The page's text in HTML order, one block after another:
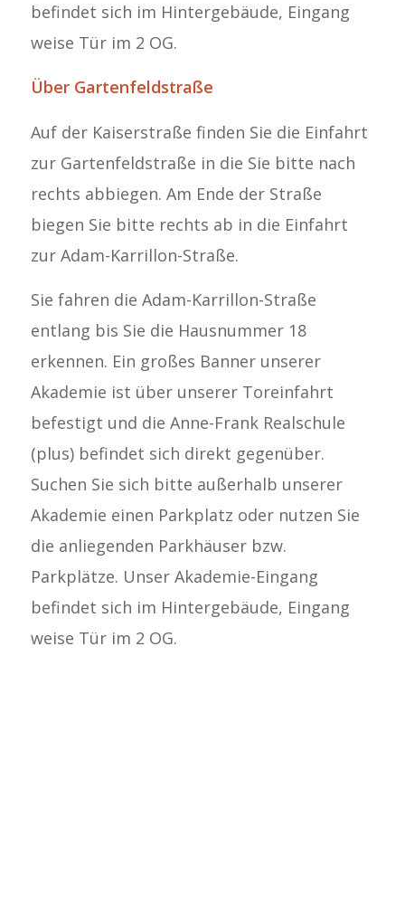
befindet sich im Hintergebäude, Eingang
weise Tür im 2 OG.
Über Gartenfeldstraße
Auf der Kaiserstraße finden Sie die Einfahrt
zur Gartenfeldstraße in die Sie bitte nach
rechts abbiegen. Am Ende der Straße
biegen Sie bitte rechts ab in die Einfahrt
zur Adam-Karrillon-Straße.
Sie fahren die Adam-Karrillon-Straße
entlang bis Sie die Hausnummer 18
erkennen. Ein großes Banner unserer
Akademie ist über unserer Toreinfahrt
befestigt und die Anne-Frank Realschule
(plus) befindet sich direkt gegenüber.
Suchen Sie sich bitte außerhalb unserer
Akademie einen Parkplatz oder nutzen Sie
die anliegenden Parkhäuser bzw.
Parkplätze. Unser Akademie-Eingang
befindet sich im Hintergebäude, Eingang
weise Tür im 2 OG.